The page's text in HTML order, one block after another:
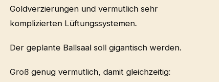
Goldverzierungen und vermutlich sehr
komplizierten Lüftungssystemen.
Der geplante Ballsaal soll gigantisch werden.
Groß genug vermutlich, damit gleichzeitig: